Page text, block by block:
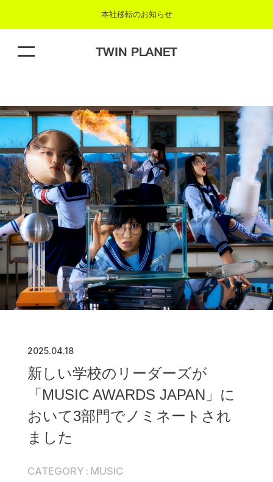
本社移転のお知らせ
2025.04.18
新しい学校のリーダーズが
「MUSIC AWARDS JAPAN」に
おいて3部門でノミネートされ
ました
CATEGORY MUSIC